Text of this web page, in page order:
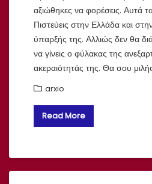
αξιώθηκες να φορέσεις. Αυτά
Πιστεύεις στην Ελλάδα και
ύπαρξής της. Αλλιώς δεν θα
να γίνεις ο φύλακας της
ακεραιότητάς της. Θα σου
arxio
Read More